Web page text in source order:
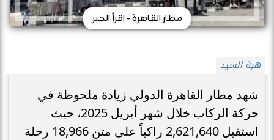
مطار القاهرة - اقرأ الخبر
هبة السيد
شهد مطار القاهرة الدولي زيادة ملحوظة في
حركة الركاب خلال شهر أبريل 2025، حيث
استقبل 2,621,640 راكباً على متن 18,966 رحلة